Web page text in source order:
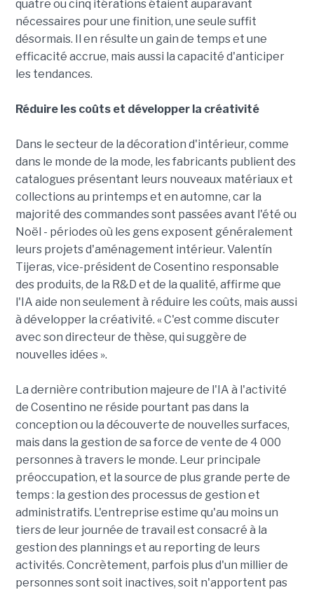
quatre ou cinq itérations étaient auparavant
nécessaires pour une finition, une seule suffit
désormais. Il en résulte un gain de temps et une
efficacité accrue, mais aussi la capacité d'anticiper
les tendances.
Réduire les coûts et développer la créativité
Dans le secteur de la décoration d'intérieur, comme
dans le monde de la mode, les fabricants publient des
catalogues présentant leurs nouveaux matériaux et
collections au printemps et en automne, car la
majorité des commandes sont passées avant l'été ou
Noël - périodes où les gens exposent généralement
leurs projets d'aménagement intérieur. Valentín
Tijeras, vice-président de Cosentino responsable
des produits, de la R&D et de la qualité, affirme que
l'IA aide non seulement à réduire les coûts, mais aussi
à développer la créativité. « C'est comme discuter
avec son directeur de thèse, qui suggère de
nouvelles idées ».
La dernière contribution majeure de l'IA à l'activité
de Cosentino ne réside pourtant pas dans la
conception ou la découverte de nouvelles surfaces,
mais dans la gestion de sa force de vente de 4 000
personnes à travers le monde. Leur principale
préoccupation, et la source de plus grande perte de
temps : la gestion des processus de gestion et
administratifs. L'entreprise estime qu'au moins un
tiers de leur journée de travail est consacré à la
gestion des plannings et au reporting de leurs
activités. Concrètement, parfois plus d'un millier de
personnes sont soit inactives, soit n'apportent pas